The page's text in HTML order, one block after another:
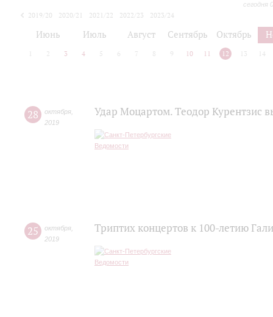
сегодня
2019/20 2020/21 2021/22 2022/23
2023/24
Июнь Июль Август Сентябрь Октябрь
2 3 4 5 6 7 8 9 10 11 12 13 14
28 октября
2019
Удар Моцартом. Теодор Курентзис
25 октября
2019
Триптих концертов к 100-летию